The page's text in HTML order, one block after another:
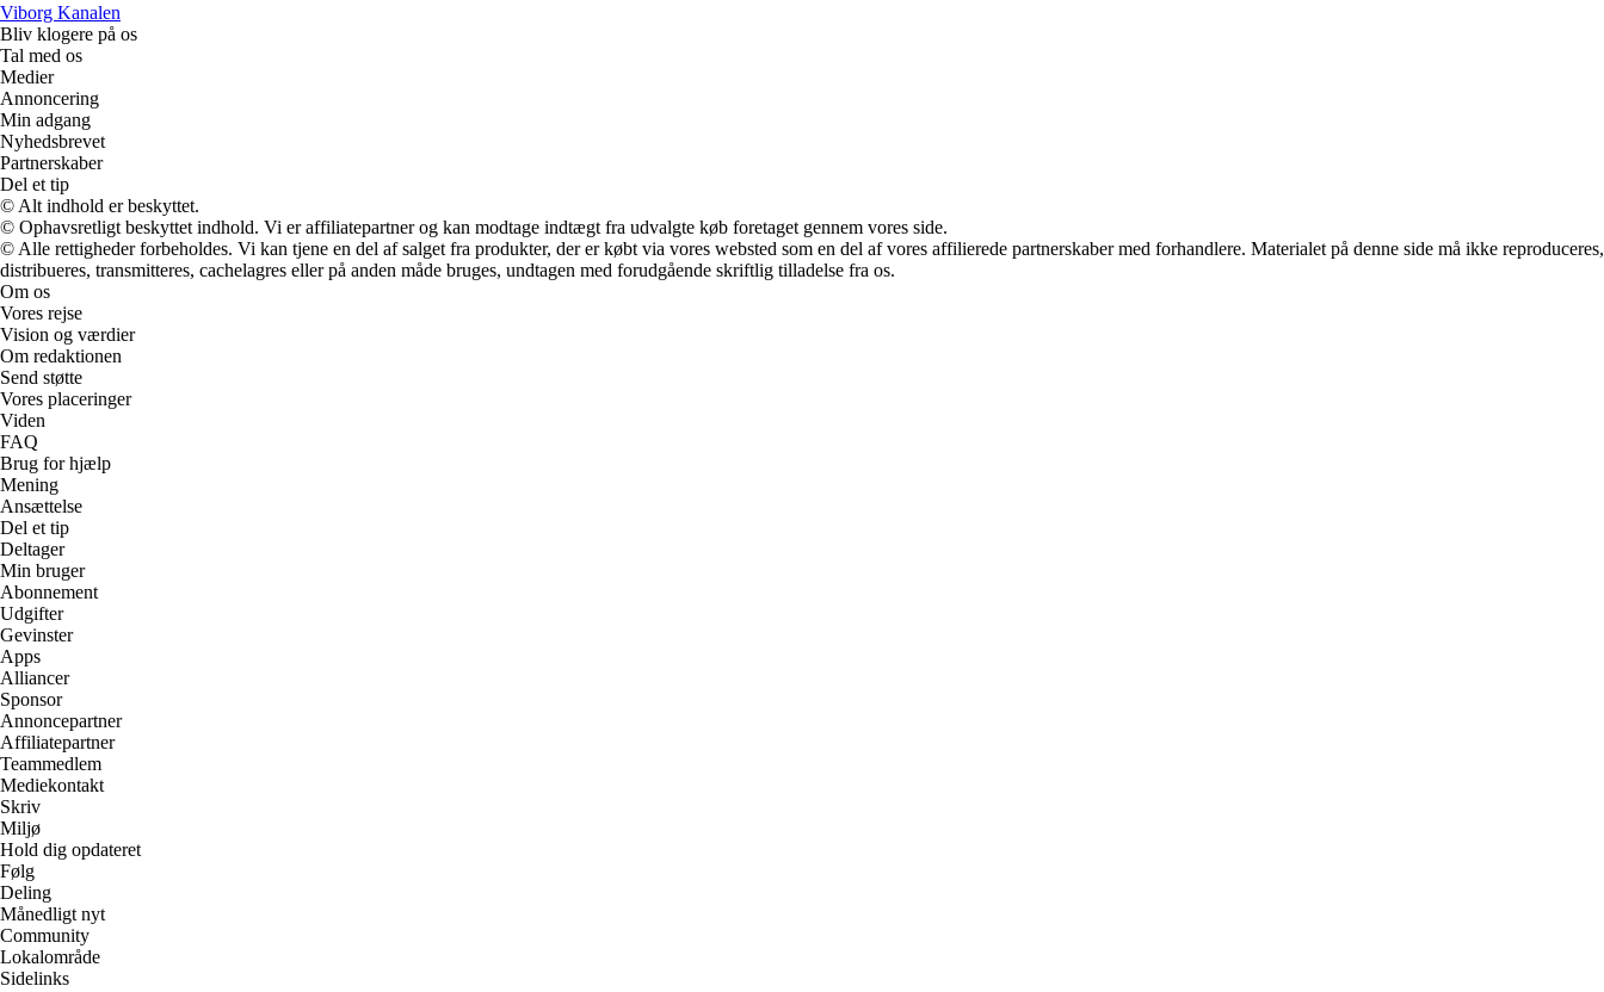
Viborg Kanalen
Bliv klogere på os
Tal med os
Medier
Annoncering
Min adgang
Nyhedsbrevet
Partnerskaber
Del et tip
© Alt indhold er beskyttet.
© Ophavsretligt beskyttet indhold. Vi er affiliatepartner og kan modtage indtægt fra udvalgte køb foretaget gennem vores side.
© Alle rettigheder forbeholdes. Vi kan tjene en del af salget fra produkter, der er købt via vores websted som en del af vores affilierede partnerskaber med forhandlere. Materialet på denne side må ikke reproduceres,
distribueres, transmitteres, cachelagres eller på anden måde bruges, undtagen med forudgående skriftlig tilladelse fra os.
Om os
Vores rejse
Vision og værdier
Om redaktionen
Send støtte
Vores placeringer
Viden
FAQ
Brug for hjælp
Mening
Ansættelse
Del et tip
Deltager
Min bruger
Abonnement
Udgifter
Gevinster
Apps
Alliancer
Sponsor
Annoncepartner
Affiliatepartner
Teammedlem
Mediekontakt
Skriv
Miljø
Hold dig opdateret
Følg
Deling
Månedligt nyt
Community
Lokalområde
Sidelinks